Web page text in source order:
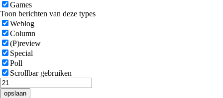
Games
Toon berichten van deze types
Weblog
Column
(P)review
Special
Poll
Scrollbar gebruiken
opslaan